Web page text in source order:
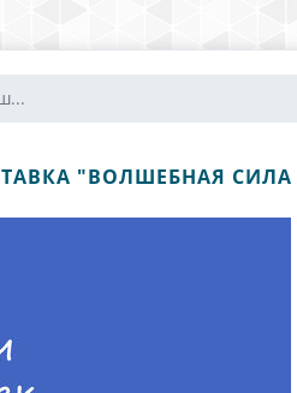
"ВОЛШЕБНАЯ СИЛА